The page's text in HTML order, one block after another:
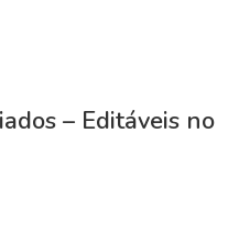
– Editáveis no